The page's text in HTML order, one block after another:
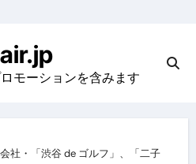
モーションを含みます
社・「渋谷 de ゴルフ」、「二子